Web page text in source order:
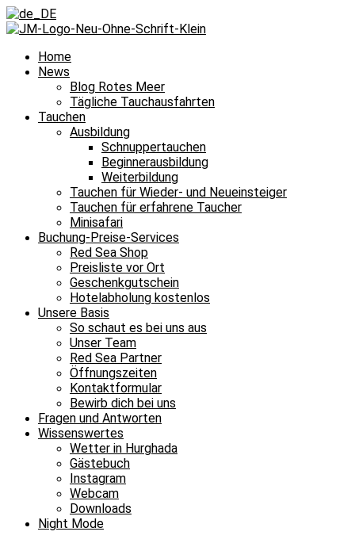
Home
News
Blog Rotes Meer
Tägliche Tauchausfahrten
Tauchen
Ausbildung
Schnuppertauchen
Beginnerausbildung
Weiterbildung
Tauchen für Wieder- und Neueinsteiger
Tauchen für erfahrene Taucher
Minisafari
Buchung-Preise-Services
Red Sea Shop
Preisliste vor Ort
Geschenkgutschein
Hotelabholung kostenlos
Unsere Basis
So schaut es bei uns aus
Unser Team
Red Sea Partner
Öffnungszeiten
Kontaktformular
Bewirb dich bei uns
Fragen und Antworten
Wissenswertes
Wetter in Hurghada
Gästebuch
Instagram
Webcam
Downloads
Night Mode